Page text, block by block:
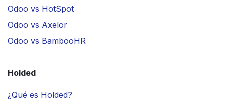
Odoo vs HotSpot
Odoo vs Axelor
Odoo vs BambooHR
Holded
¿Qué es Holded?